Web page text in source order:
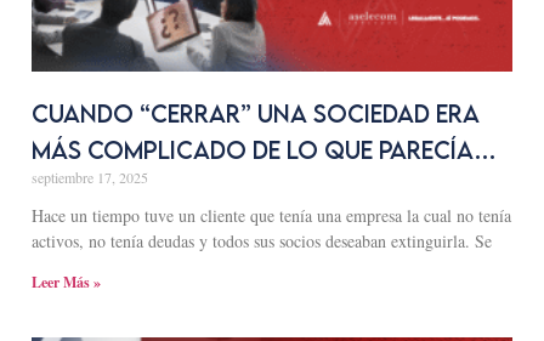
Cuando “cerrar” una sociedad era
más complicado de lo que parecía…
septiembre 17, 2025
Hace un tiempo tuve un cliente que tenía una empresa la cual no tenía
activos, no tenía deudas y todos sus socios deseaban extinguirla. Se
Leer Más »